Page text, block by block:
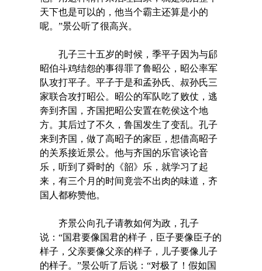
天下也是可以的，他当个霸主还算是小的
呢。”景公听了很高兴。
孔子三十五岁的时候，季平子因为与郈
昭伯斗鸡结怨的事得罪了鲁昭公，昭公率军
队攻打平子。平子于是和孟孙氏、叔孙氏三
家联合攻打昭公。昭公的军队吃了败仗，逃
奔到齐国，齐国把昭公安置在乾侯这个地
方。其后过了不久，鲁国发生了变乱。孔子
来到齐国，做了高昭子的家臣，想借高昭子
的关系接近景公。他与齐国的乐官谈论音
乐，听到了舜时的《韶》乐，就学习了起
来，有三个月的时间竟尝不出肉的味道，齐
国人都称赞他。
齐景公向孔子请教如何为政，孔子
说：“国君要像国君的样子，臣子要像臣子的
样子，父亲要像父亲的样子，儿子要像儿子
的样子。”景公听了后说：“对极了！假如国